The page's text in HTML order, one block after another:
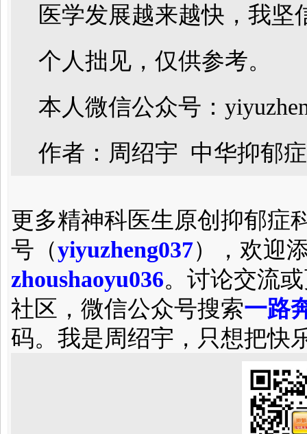
医学发展越来越快，我
个人拙见，仅供参考。
本人微信公众号：
作者：周绍宇 中华抑郁
更多精神科医生原创抑郁症
号（yiyuzheng037），欢迎
zhoushaoyu036。讨论交流
社区，微信公众号搜索一路
码。我是周绍宇，只想把快